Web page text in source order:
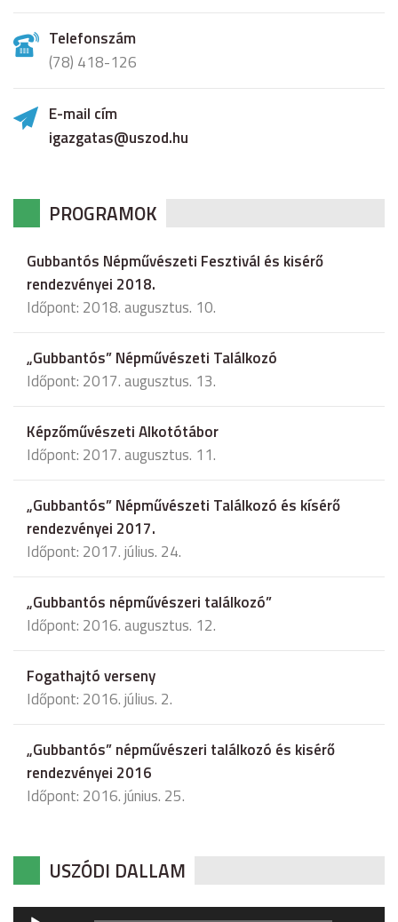
Telefonszám
(78) 418-126
E-mail cím
igazgatas@uszod.hu
PROGRAMOK
Gubbantós Népművészeti Fesztivál és kisérő
rendezvényei 2018.
Időpont: 2018. augusztus. 10.
„Gubbantós” Népművészeti Találkozó
Időpont: 2017. augusztus. 13.
Képzőművészeti Alkotótábor
Időpont: 2017. augusztus. 11.
„Gubbantós” Népművészeti Találkozó és kísérő
rendezvényei 2017.
Időpont: 2017. július. 24.
„Gubbantós népművészeri találkozó”
Időpont: 2016. augusztus. 12.
Fogathajtó verseny
Időpont: 2016. július. 2.
„Gubbantós” népművészeri találkozó és kisérő
rendezvényei 2016
Időpont: 2016. június. 25.
USZÓDI DALLAM